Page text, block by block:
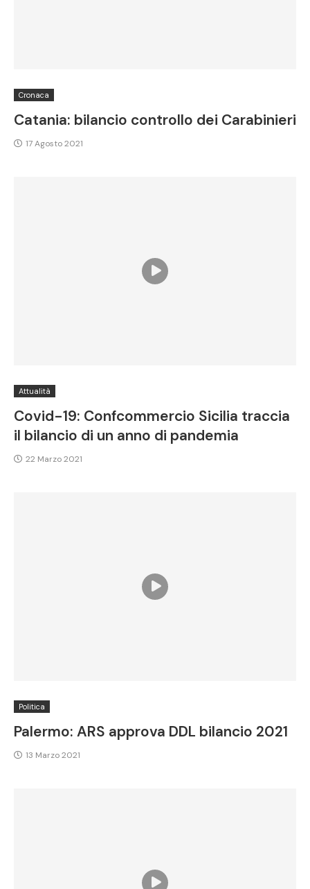
Cronaca
Catania: bilancio controllo dei Carabinieri
17 Agosto 2021
Attualità
Covid-19: Confcommercio Sicilia traccia
il bilancio di un anno di pandemia
22 Marzo 2021
Politica
Palermo: ARS approva DDL bilancio 2021
13 Marzo 2021